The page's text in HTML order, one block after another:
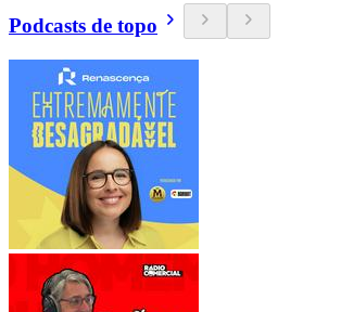
Podcasts de topo